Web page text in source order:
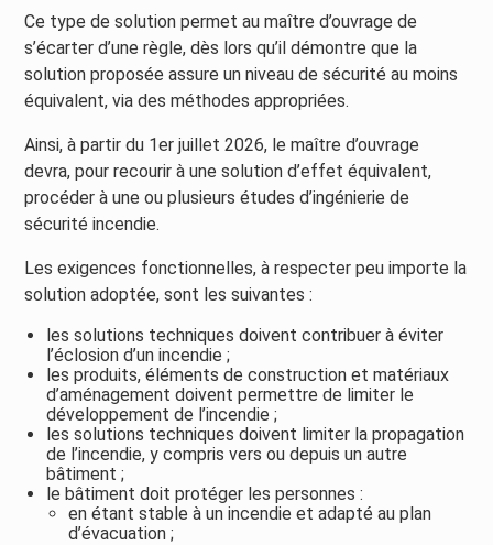
Ce type de solution permet au maître d’ouvrage de
s’écarter d’une règle, dès lors qu’il démontre que la
solution proposée assure un niveau de sécurité au moins
équivalent, via des méthodes appropriées.
Ainsi, à partir du 1er juillet 2026, le maître d’ouvrage
devra, pour recourir à une solution d’effet équivalent,
procéder à une ou plusieurs études d’ingénierie de
sécurité incendie.
Les exigences fonctionnelles, à respecter peu importe la
solution adoptée, sont les suivantes :
les solutions techniques doivent contribuer à éviter
l’éclosion d’un incendie ;
les produits, éléments de construction et matériaux
d’aménagement doivent permettre de limiter le
développement de l’incendie ;
les solutions techniques doivent limiter la propagation
de l’incendie, y compris vers ou depuis un autre
bâtiment ;
le bâtiment doit protéger les personnes :
en étant stable à un incendie et adapté au plan
d’évacuation ;